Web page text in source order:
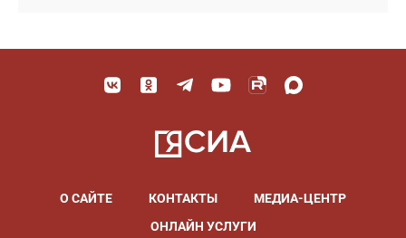
О САЙТЕ КОНТАКТЫ
МЕДИА-ЦЕНТР
ОНЛАЙН УСЛУГИ